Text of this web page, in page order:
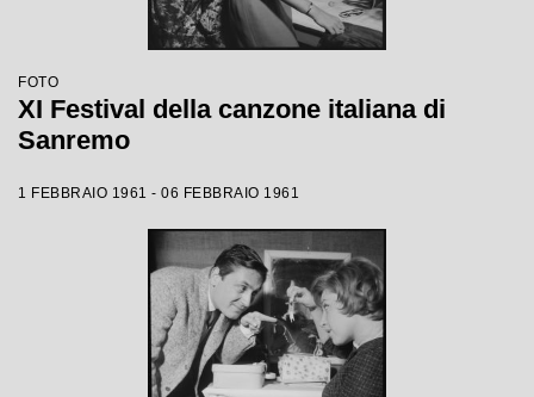
FOTO
XI Festival della canzone italiana di
Sanremo
1 FEBBRAIO 1961 - 06 FEBBRAIO 1961